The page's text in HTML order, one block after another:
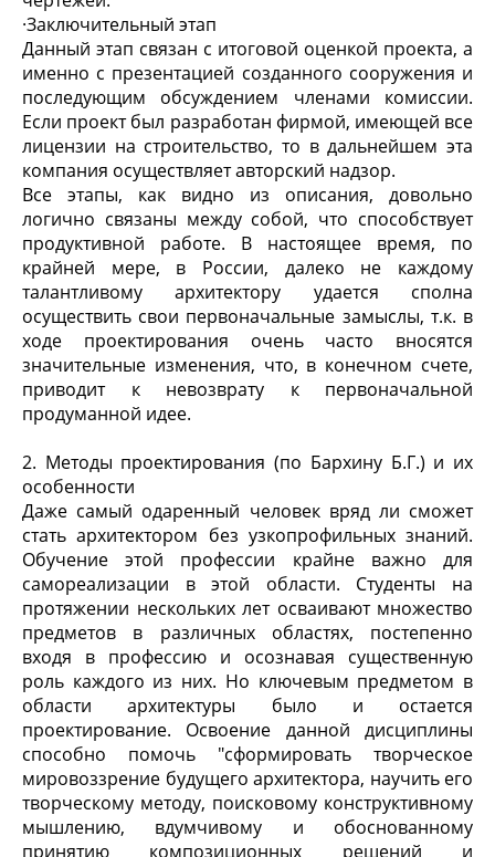
·Заключительный этап
Данный этап связан с итоговой оценкой проекта, а
именно с презентацией созданного сооружения и
последующим обсуждением членами комиссии.
Если проект был разработан фирмой, имеющей все
лицензии на строительство, то в дальнейшем эта
компания осуществляет авторский надзор.
Все этапы, как видно из описания, довольно
логично связаны между собой, что способствует
продуктивной работе. В настоящее время, по
крайней мере, в России, далеко не каждому
талантливому архитектору удается сполна
осуществить свои первоначальные замыслы, т.к. в
ходе проектирования очень часто вносятся
значительные изменения, что, в конечном счете,
приводит к невозврату к первоначальной
продуманной идее.
2. Методы проектирования (по Бархину Б.Г.) и их
особенности
Даже самый одаренный человек вряд ли сможет
стать архитектором без узкопрофильных знаний.
Обучение этой профессии крайне важно для
самореализации в этой области. Студенты на
протяжении нескольких лет осваивают множество
предметов в различных областях, постепенно
входя в профессию и осознавая существенную
роль каждого из них. Но ключевым предметом в
области архитектуры было и остается
проектирование. Освоение данной дисциплины
способно помочь "сформировать творческое
мировоззрение будущего архитектора, научить его
творческому методу, поисковому конструктивному
мышлению, вдумчивому и обоснованному
принятию композиционных решений и